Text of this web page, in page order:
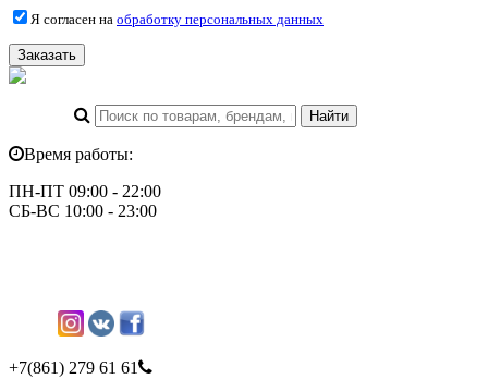
Я согласен на обработку персональных данных
Заказать
Время работы:
ПН-ПТ 09:00 - 22:00
СБ-ВС 10:00 - 23:00
+7(861) 279 61 61